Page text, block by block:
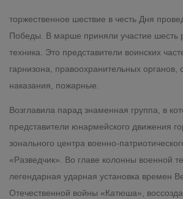
торжественное шествие в честь Дня
Победы. В марше приняли участие шесть
техника. Это представители воинских
гарнизона, правоохранительных органов,
наказания, пожарные.
Возглавила парад знаменная группа, в
представители юнармейского движения
зонального центра военно-
«Разведчик». Во главе колонны военной
легендарная ударная установка времен
Отечественной войны «Катюша»,